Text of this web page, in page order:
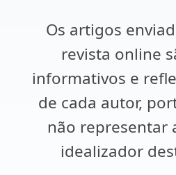
Os artigos
revista online
informativos e
de cada autor,
não representar
idealizador